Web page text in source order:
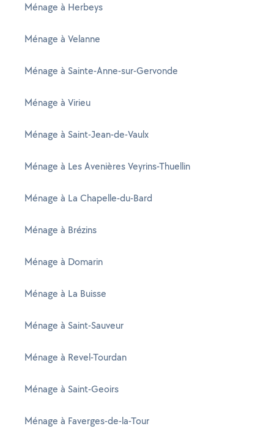
Ménage à Herbeys
Ménage à Velanne
Ménage à Sainte-Anne-sur-Gervonde
Ménage à Virieu
Ménage à Saint-Jean-de-Vaulx
Ménage à Les Avenières Veyrins-Thuellin
Ménage à La Chapelle-du-Bard
Ménage à Brézins
Ménage à Domarin
Ménage à La Buisse
Ménage à Saint-Sauveur
Ménage à Revel-Tourdan
Ménage à Saint-Geoirs
Ménage à Faverges-de-la-Tour